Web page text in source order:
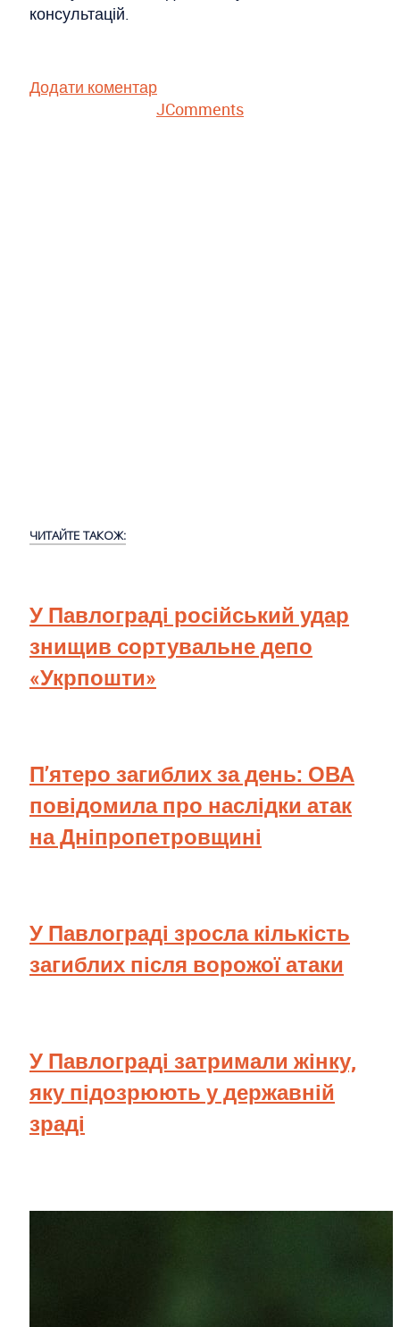
консультацій.
Додати коментар
JComments
ЧИТАЙТЕ ТАКОЖ:
У Павлограді російський удар
знищив сортувальне депо
«Укрпошти»
П’ятеро загиблих за день: ОВА
повідомила про наслідки атак
на Дніпропетровщині
У Павлограді зросла кількість
загиблих після ворожої атаки
У Павлограді затримали жінку,
яку підозрюють у державній
зраді